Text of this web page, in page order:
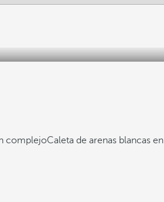
complejoCaleta de arenas blancas en